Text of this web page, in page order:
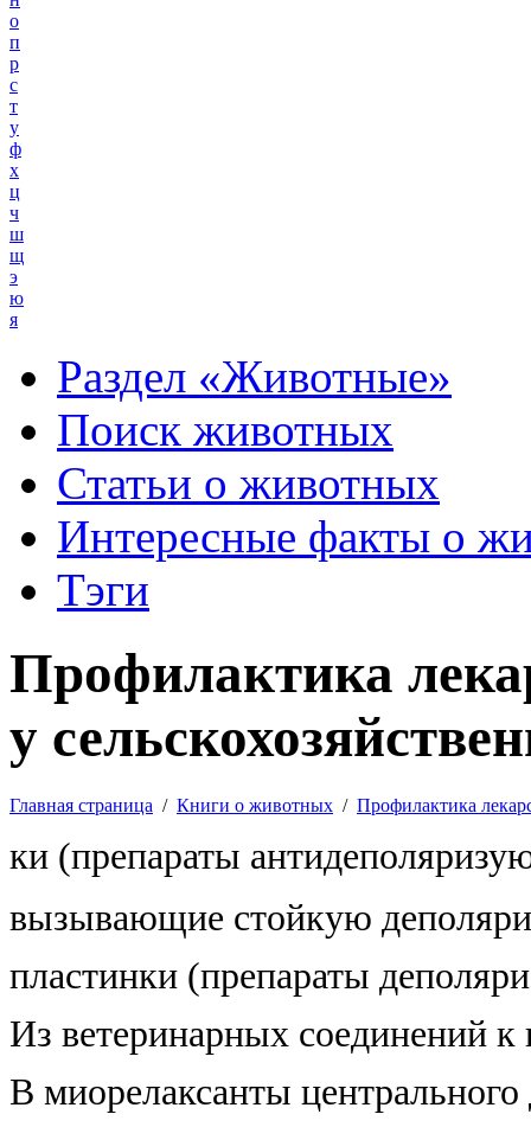
о
п
р
с
т
у
ф
х
ц
ч
ш
щ
э
ю
я
Раздел «Животные»
Поиск животных
Статьи о животных
Интересные факты о
Тэги
Профилактика
у
Главная страница / Книги о животных / Профилактика
ки (препараты
вызывающие стойкую
пластинки (препараты
Из ветеринарных соединений
В миорелаксанты